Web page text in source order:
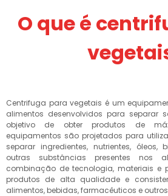
O que é
Centrifuga para vegetais é um
alimentos desenvolvidos para separar
objetivo de obter produtos de
equipamentos são projetados para
separar ingredientes, nutrientes, óleos,
outras substâncias presentes nos
combinação de tecnologia, materiais e
produtos de alta qualidade e
alimentos, bebidas, farmacêuticos e